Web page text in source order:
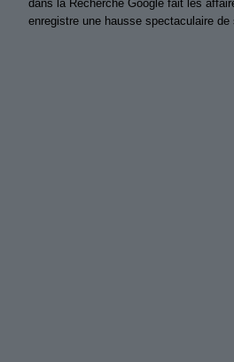
dans la Recherche Google fait les
enregistre une hausse spectaculaire